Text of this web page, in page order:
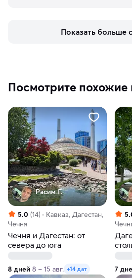
Показать больше
Посмотрите
Расим Г.
5.0 (14)
Кавказ, Дагестан,
Чечня
Чечня и Дагестан: от
севера до юга
8 дней 8 – 15 авг. +14 дат 7